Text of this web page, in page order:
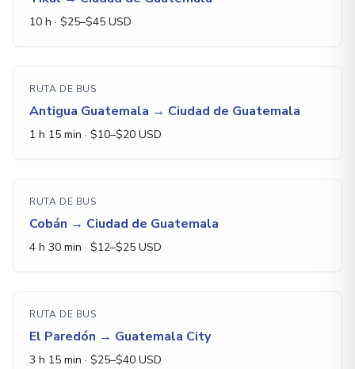
10 h · $25–$45 USD
RUTA DE BUS
Antigua Guatemala → Ciudad de Guatemala
1 h 15 min · $10–$20 USD
RUTA DE BUS
Cobán → Ciudad de Guatemala
4 h 30 min · $12–$25 USD
RUTA DE BUS
El Paredón → Guatemala City
3 h 15 min · $25–$40 USD